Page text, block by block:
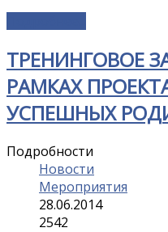
ТРЕНИНГОВОЕ
РАМКАХ
УСПЕШНЫХ
Подробности
Новости
Мероприятия
28.06.2014
2542